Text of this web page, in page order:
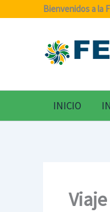
Bienvenidos a la
INICIO